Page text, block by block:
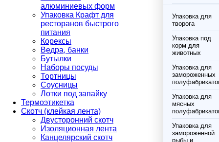
алюминиевых форм
Упаковка Крафт для
ресторанов быстрого
питания
Корексы
Ведра, банки
Бутылки
Наборы посуды
Тортницы
Соусницы
Лотки под запайку
Термоэтикетка
Скотч (клейкая лента)
Двусторонний скотч
Изоляционная лента
Канцелярский скотч
Упаковка для
творога
Упаковка под
корм для
животных
Упаковка для
замороженных
Упаковка для
мясных
Упаковка для
замороженной
рыбы и